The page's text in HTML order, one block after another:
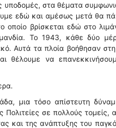
υποδομές, στα θέματα
εδώ και αμέσως μετά θα
βρίσκεται εδώ στο
Το 1943, κάθε δύο
Αυτά τα πλοία βοήθησαν
θέλουμε να
μια τόσο απίστευτη
Πολιτείες σε πολλούς τομείς,
και της ανάπτυξης του